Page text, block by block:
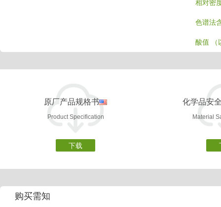
相对密
色谱法
酸值 （
原厂产品规格书
Product Specification
下载
化学品安
Material
购买需知